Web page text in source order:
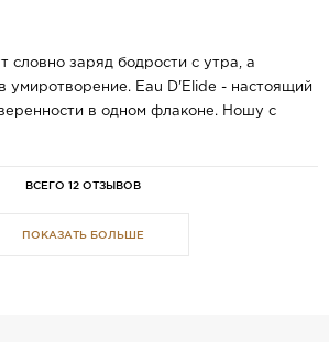
словно заряд бодрости с утра, а
умиротворение. Eau D'Elide - настоящий
в одном флаконе. Ношу с
ВСЕГО 12 ОТЗЫВОВ
ПОКАЗАТЬ БОЛЬШЕ